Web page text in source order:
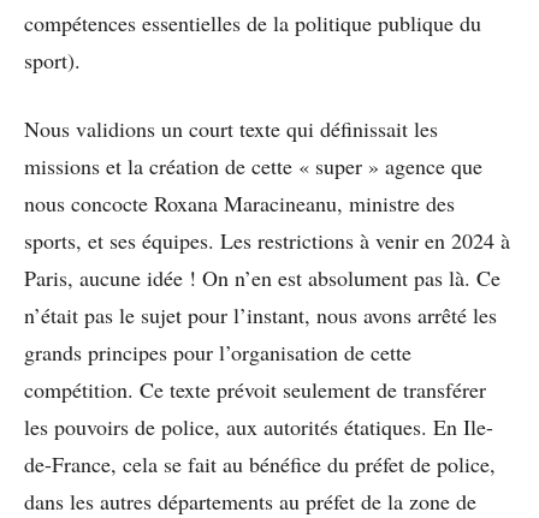
compétences essentielles de la politique publique du
sport).
Nous validions un court texte qui définissait les
missions et la création de cette « super » agence que
nous concocte Roxana Maracineanu, ministre des
sports, et ses équipes. Les restrictions à venir en 2024 à
Paris, aucune idée ! On n’en est absolument pas là. Ce
n’était pas le sujet pour l’instant, nous avons arrêté les
grands principes pour l’organisation de cette
compétition. Ce texte prévoit seulement de transférer
les pouvoirs de police, aux autorités étatiques. En Ile-
de-France, cela se fait au bénéfice du préfet de police,
dans les autres départements au préfet de la zone de